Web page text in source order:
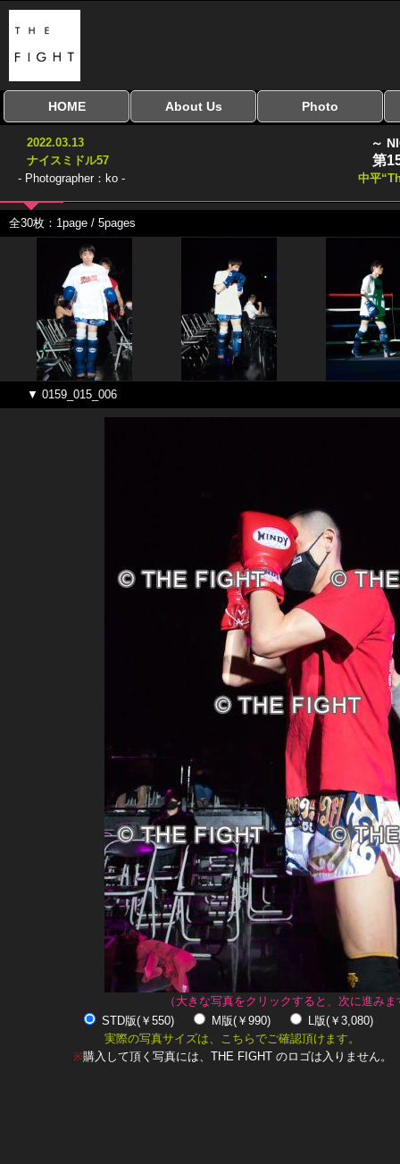
HOME
全興行を表示
ナイスミドル
アマチュアキック
協議会
全日本学生キック
建武館キッズ大会
Bigbang
おやじファイト
About Us Photo
2022.03.13
ナイスミドル57
- Photographer：ko -
～
第
中平
全30枚：1page / 5pages
▼ 0159_015_006
（大きな写真をクリックすると、次に進みま
STD版(￥550)
M版(￥990)
L版(￥3,080)
実際の写真サイズは、こちらでご確認頂けます。
※購入して頂く写真には、THE FIGHT のロゴは入りません。